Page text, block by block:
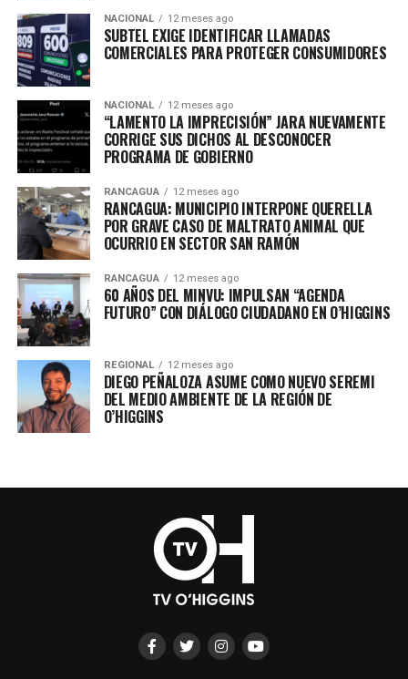
NACIONAL 12 meses ago
SUBTEL EXIGE IDENTIFICAR LLAMADAS
COMERCIALES PARA PROTEGER CONSUMIDORES
NACIONAL 12 meses ago
“LAMENTO LA IMPRECISIÓN” JARA NUEVAMENTE
CORRIGE SUS DICHOS AL DESCONOCER
PROGRAMA DE GOBIERNO
RANCAGUA 12 meses ago
RANCAGUA: MUNICIPIO INTERPONE QUERELLA
POR GRAVE CASO DE MALTRATO ANIMAL QUE
OCURRIO EN SECTOR SAN RAMÓN
RANCAGUA 12 meses ago
60 AÑOS DEL MINVU: IMPULSAN “AGENDA
FUTURO” CON DIÁLOGO CIUDADANO EN O’HIGGINS
REGIONAL 12 meses ago
DIEGO PEÑALOZA ASUME COMO NUEVO SEREMI
DEL MEDIO AMBIENTE DE LA REGIÓN DE
O’HIGGINS